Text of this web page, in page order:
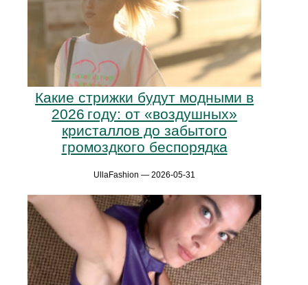
Какие стрижки будут модными в
2026 году: от «воздушных»
кристаллов до забытого
громоздкого беспорядка
UllaFashion — 2026-05-31